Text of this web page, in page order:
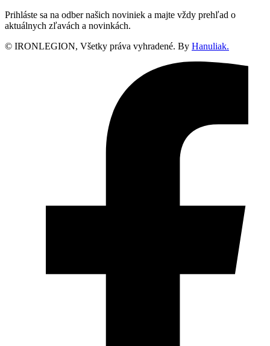
Prihláste sa na odber našich noviniek a majte vždy prehľad o
aktuálnych zľavách a novinkách.
© IRONLEGION, Všetky práva vyhradené. By Hanuliak.